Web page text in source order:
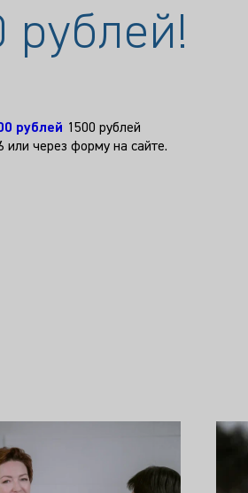
рублей!
рублей 1500 рублей
или через форму на сайте.